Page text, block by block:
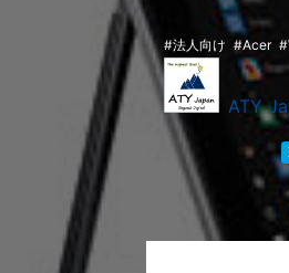
法人向け Acer
ATY